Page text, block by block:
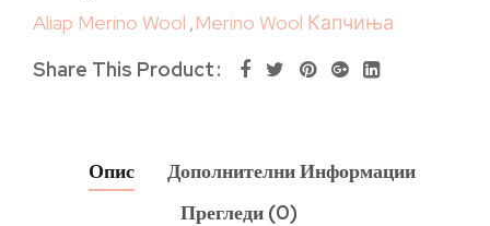
Aliap Merino Wool ,Merino Wool Капчиња
Share This Product
Опис
Дополнителни Информации
Прегледи (0)